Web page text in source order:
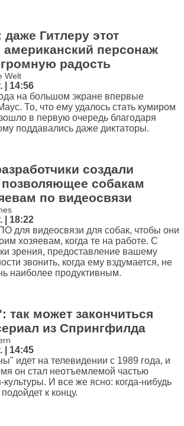
Гитлеру этот
персонаж
радость
Welt
| 14:56
на большом экране впервые
То, что ему удалось стать кумиром
в первую очередь благодаря
поддавались даже диктаторы.
создали
позволяющее собакам
по видеосвязи
| 18:22
для видеосвязи для собак, чтобы они
хозяевам, когда те на работе. С
зрения, предоставление вашему
звонить, когда ему вздумается, не
наиболее продуктивным.
может закончиться
из Спрингфилда
| 14:45
идет на телевидении с 1989 года, и
он стал неотъемлемой частью
И все же ясно: когда-нибудь
к концу.